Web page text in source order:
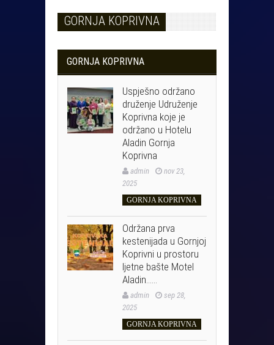
GORNJA KOPRIVNA
GORNJA KOPRIVNA
Uspješno održano
druženje Udruženje
Koprivna koje je
održano u Hotelu
Aladin Gornja
Koprivna
admin
nov 23,
2025
GORNJA KOPRIVNA
Održana prva
kestenijada u Gornjoj
Koprivni u prostoru
ljetne bašte Motel
Aladin……
admin
sep 28,
2025
GORNJA KOPRIVNA